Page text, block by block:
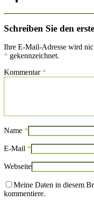
Schreiben Sie den
Ihre E-Mail-Adresse wird
* gekennzeichnet.
Kommentar *
Name *
E-Mail *
Webseite
Meine Daten in diesem
kommentiere.